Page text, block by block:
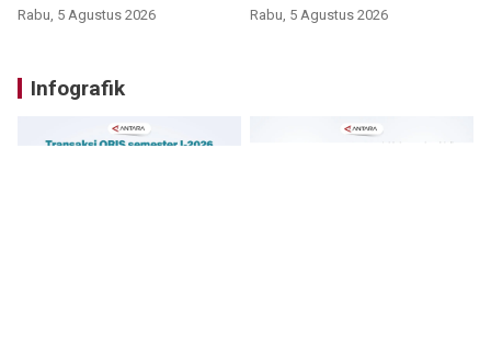
Rabu, 5 Agustus 2026 Rabu, 5 Agustus 2026
Infografik